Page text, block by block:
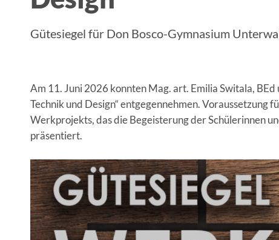
Gütesiegel für Don Bosco-Gymnasium
Am 11. Juni 2026 konnten Mag. art. Emilia Switala,
Technik und Design“ entgegennehmen. Voraussetzung
Werkprojekts, das die Begeisterung der Schülerinnen
präsentiert.